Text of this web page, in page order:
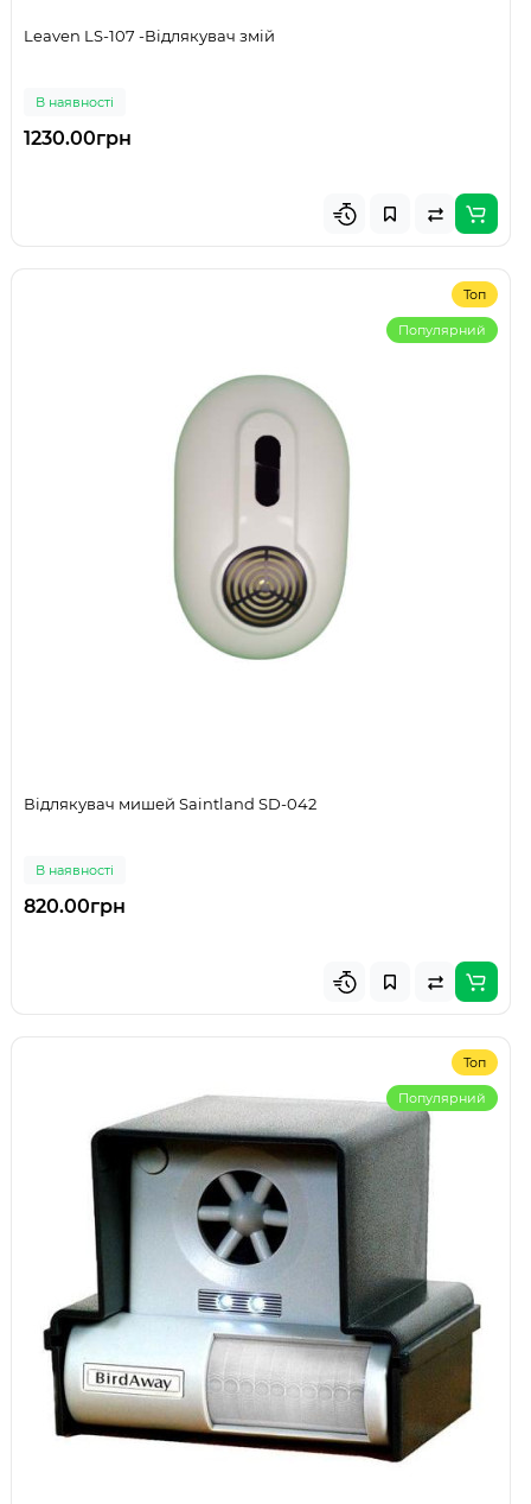
Leaven LS-107 -Відлякувач змій
В наявності
1230.00грн
Топ
Популярний
Відлякувач мишей Saintland SD-042
В наявності
820.00грн
Топ
Популярний